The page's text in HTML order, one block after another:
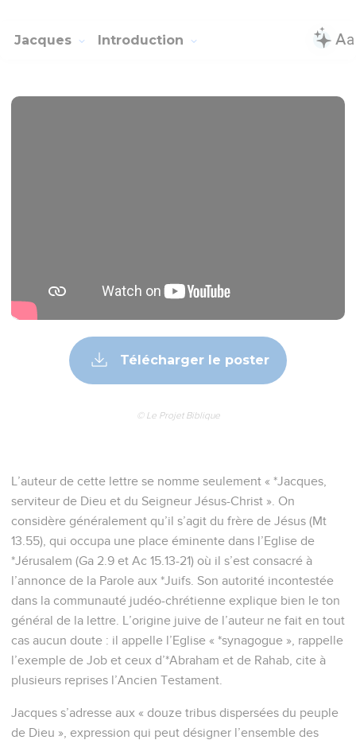
Jacques Introduction
Télécharger le poster
© Le Projet Biblique
L’auteur de cette lettre se nomme seulement « *Jacques,
serviteur de Dieu et du Seigneur Jésus-Christ ». On
considère généralement qu’il s’agit du frère de Jésus (Mt
13.55), qui occupa une place éminente dans l’Eglise de
*Jérusalem (Ga 2.9 et Ac 15.13-21) où il s’est consacré à
l’annonce de la Parole aux *Juifs. Son autorité incontestée
dans la communauté judéo-chrétienne explique bien le ton
général de la lettre. L’origine juive de l’auteur ne fait en tout
cas aucun doute : il appelle l’Eglise « *synagogue », rappelle
l’exemple de Job et ceux d’*Abraham et de Rahab, cite à
plusieurs reprises l’Ancien Testament.
Jacques s’adresse aux « douze tribus dispersées du peuple
de Dieu », expression qui peut désigner l’ensemble des